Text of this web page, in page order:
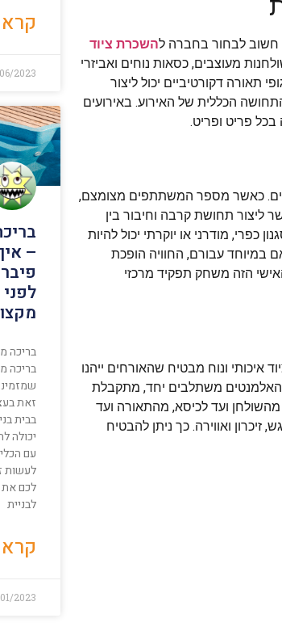
חשוב לבחור בחברה להשכרת ציוד
מעוצבים, כסאות נוחים ואביזרי
תאורה דקורטיביים יכול ליצור
הכללית של האירוע. באירועים
פריט ופריט.
כאשר מספר המשתתפים מצומצם,
ליצור תחושת קרבה וחיבור בין
מודרני או יוקרתי יכול להיות
במיוחד עבורם, החוויה הופכת
הזה משחק תפקיד מרכזי
איכותי ונוח מבטיח שהאורחים ייהנו
האלמנטים משתלבים יחד, מתקבלת
ועד לכיסא, מהתאורה ועד
ואווירה. כך ניתן להבטיח
2023
–
בריכה
בריכה
זאת
בבית
יכולה
עם
לעשות
לכם את
לבניית
2023